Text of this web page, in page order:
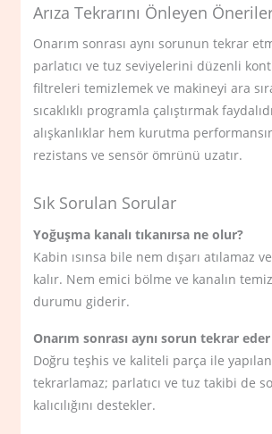
Arıza Tekrarını Önleyen
Onarım sonrası aynı sorunun tekrar
parlatıcı ve tuz seviyelerini düzenli
filtreleri temizlemek ve makineyi ara
sıcaklıklı programla çalıştırmak
alışkanlıklar hem kurutma
rezistans ve sensör ömrünü uzatır.
Sık Sorulan Sorular
Yoğuşma kanalı tıkanırsa ne olur?
Kabin ısınsa bile nem dışarı atılamaz
kalır. Nem emici bölme ve kanalın
durumu giderir.
Onarım sonrası aynı sorun tekrar
Doğru teşhis ve kaliteli parça ile
tekrarlamaz; parlatıcı ve tuz takibi de
kalıcılığını destekler.